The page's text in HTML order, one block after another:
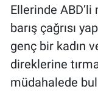
Ellerinde ABD’li
barış çağrısı
genç bir kadın
direklerine
müdahalede